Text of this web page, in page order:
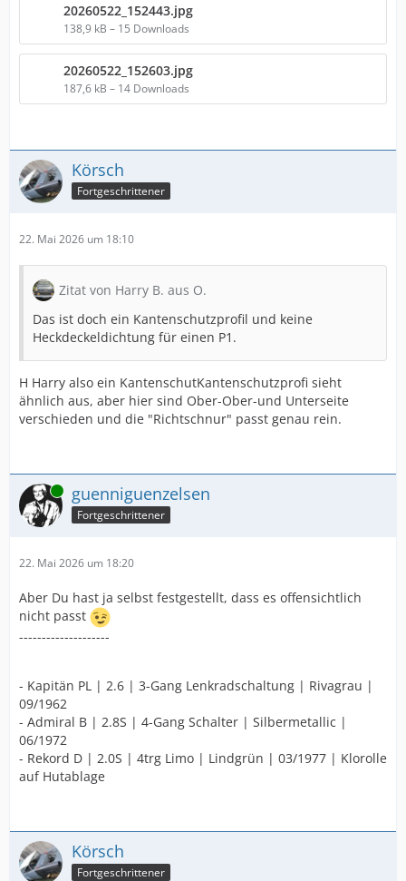
20260522_152443.jpg
138,9 kB – 15 Downloads
20260522_152603.jpg
187,6 kB – 14 Downloads
Körsch
Fortgeschrittener
22. Mai 2026 um 18:10
Zitat von Harry B. aus O.
Das ist doch ein Kantenschutzprofil und keine
Heckdeckeldichtung für einen P1.
H Harry also ein KantenschutKantenschutzprofi sieht
ähnlich aus, aber hier sind Ober-Ober-und Unterseite
verschieden und die "Richtschnur" passt genau rein.
Online guenniguenzelsen
Fortgeschrittener
22. Mai 2026 um 18:20
Aber Du hast ja selbst festgestellt, dass es offensichtlich
nicht passt
--------------------
- Kapitän PL | 2.6 | 3-Gang Lenkradschaltung | Rivagrau |
09/1962
- Admiral B | 2.8S | 4-Gang Schalter | Silbermetallic |
06/1972
- Rekord D | 2.0S | 4trg Limo | Lindgrün | 03/1977 | Klorolle
auf Hutablage
Körsch
Fortgeschrittener